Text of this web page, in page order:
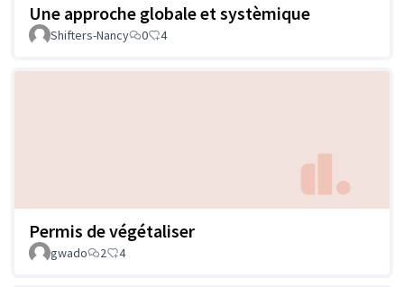
Une approche globale et systèmique
Shifters-Nancy 0 4
Permis de végétaliser
gwado 2 4